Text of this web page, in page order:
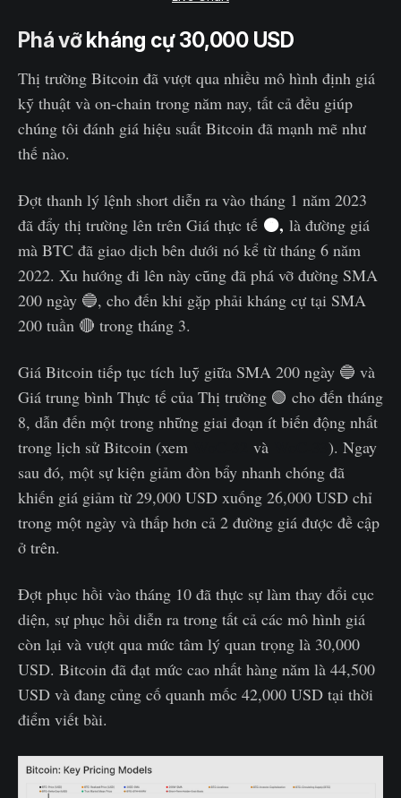
Phá vỡ kháng cự 30,000 USD
Thị trường Bitcoin đã vượt qua nhiều mô hình định giá
kỹ thuật và on-chain trong năm nay, tất cả đều giúp
chúng tôi đánh giá hiệu suất Bitcoin đã mạnh mẽ như
thế nào.
Đợt thanh lý lệnh short diễn ra vào tháng 1 năm 2023
đã đẩy thị trường lên trên Giá thực tế 🟠, là đường giá
mà BTC đã giao dịch bên dưới nó kể từ tháng 6 năm
2022. Xu hướng đi lên này cũng đã phá vỡ đường SMA
200 ngày 🔵, cho đến khi gặp phải kháng cự tại SMA
200 tuần 🔴 trong tháng 3.
Giá Bitcoin tiếp tục tích luỹ giữa SMA 200 ngày 🔵 và
Giá trung bình Thực tế của Thị trường 🟢 cho đến tháng
8, dẫn đến một trong những giai đoạn ít biến động nhất
trong lịch sử Bitcoin (xem
và
). Ngay
sau đó, một sự kiện giảm đòn bẩy nhanh chóng đã
khiến giá giảm từ 29,000 USD xuống 26,000 USD chỉ
trong một ngày và thấp hơn cả 2 đường giá được đề cập
ở trên.
Đợt phục hồi vào tháng 10 đã thực sự làm thay đổi cục
diện, sự phục hồi diễn ra trong tất cả các mô hình giá
còn lại và vượt qua mức tâm lý quan trọng là 30,000
USD. Bitcoin đã đạt mức cao nhất hàng năm là 44,500
USD và đang củng cố quanh mốc 42,000 USD tại thời
điểm viết bài.